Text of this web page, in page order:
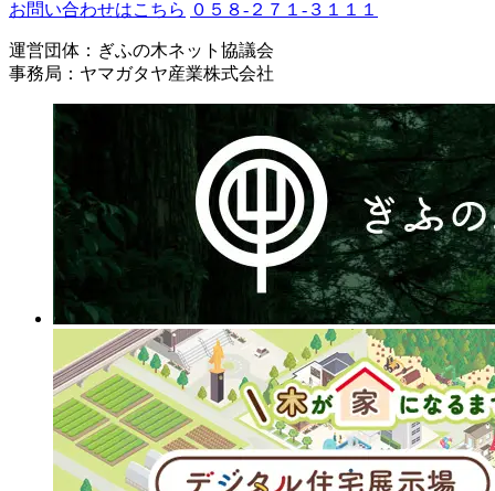
お問い合わせはこちら ０５８-２７１-３１１１
運営団体：ぎふの木ネット協議会
事務局：ヤマガタヤ産業株式会社